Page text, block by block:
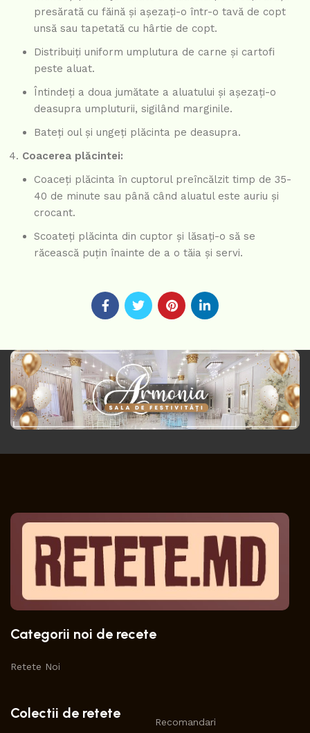
presărată cu făină și așezați-o într-o tavă de copt
unsă sau tapetată cu hârtie de copt.
Distribuiți uniform umplutura de carne și cartofi
peste aluat.
Întindeți a doua jumătate a aluatului și așezați-o
deasupra umpluturii, sigilând marginile.
Bateți oul și ungeți plăcinta pe deasupra.
Coacerea plăcintei:
Coaceți plăcinta în cuptorul preîncălzit timp de 35-
40 de minute sau până când aluatul este auriu și
crocant.
Scoateți plăcinta din cuptor și lăsați-o să se
răcească puțin înainte de a o tăia și servi.
Categorii noi de recete
Retete Noi
Colectii de retete
Recomandari